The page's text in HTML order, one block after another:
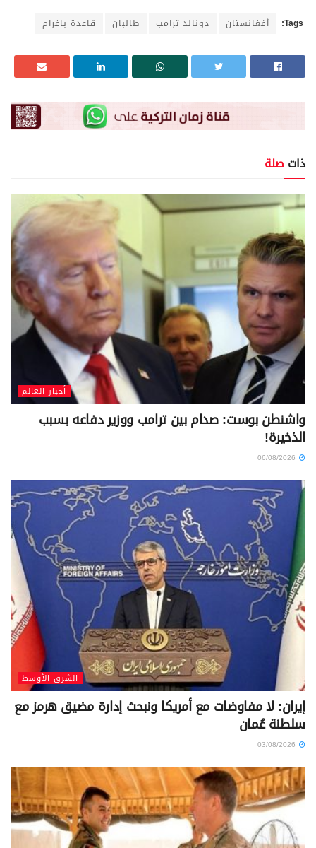
Tags: أفغانستان دونالد ترامب طالبان قاعدة باغرام
ذات صلة
أخبار العالم
واشنطن بوست: صدام بين ترامب ووزير دفاعه بسبب
الذخيرة!
الشرق الأوسط
إيران: لا مفاوضات مع أمريكا ونبحث إدارة مضيق هرمز مع
سلطنة عُمان